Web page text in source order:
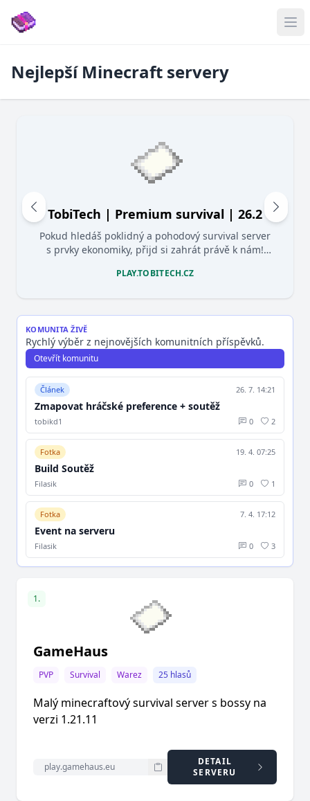
Nejlepší Minecraft servery
TobiTech | Premium survival | 26.2
Pokud hledáš poklidný a pohodový survival server
s prvky ekonomiky, přijd si zahrát právě k nám!
minecraftem nebudeš tedy zatěžován registrací.
PLAY.TOBITECH.CZ
KOMUNITA ŽIVĚ
Rychlý výběr z nejnovějších komunitních příspěvků.
Otevřít komunitu
Článek 26. 7. 14:21
Zmapovat hráčské preference + soutěž
tobikd1 0 2
Fotka 19. 4. 07:25
Build Soutěž
Filasik 0 1
Fotka 7. 4. 17:12
Event na serveru
Filasik 0 3
1.
GameHaus
PVP Survival Warez 25 hlasů
Malý minecraftový survival server s bossy na
verzi 1.21.11
DETAIL
SERVERU